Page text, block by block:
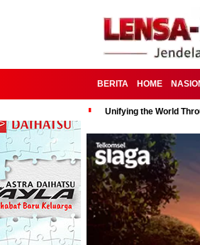
BERITA HOME
Unifying the World